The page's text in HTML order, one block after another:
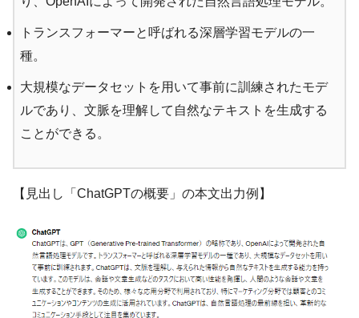
トランスフォーマーと呼ばれる深層学習モデルの一
種。
大規模なデータセットを用いて事前に訓練されたモデ
ルであり、文脈を理解して自然なテキストを生成する
ことができる。
【見出し「ChatGPTの概要」の本文出力例】